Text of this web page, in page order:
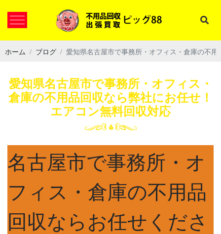
ホーム ブログ 愛知県名古屋市で事務所・オフィス・倉庫の不
愛知県名古屋市で事務所・オフィス・
倉庫の不用品回収なら弊社にお任せ！
エアコン無料回収対応
名古屋市で事務所・オ
フィス・倉庫の不用品
回収ならお任せくださ